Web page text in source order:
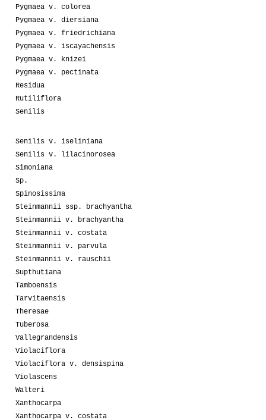
Pygmaea v. colorea
Pygmaea v. diersiana
Pygmaea v. friedrichiana
Pygmaea v. iscayachensis
Pygmaea v. knizei
Pygmaea v. pectinata
Residua
Rutiliflora
Senilis
Senilis v. iseliniana
Senilis v. lilacinorosea
Simoniana
Sp.
Spinosissima
Steinmannii ssp. brachyantha
Steinmannii v. brachyantha
Steinmannii v. costata
Steinmannii v. parvula
Steinmannii v. rauschii
Supthutiana
Tamboensis
Tarvitaensis
Theresae
Tuberosa
Vallegrandensis
Violaciflora
Violaciflora v. densispina
Violascens
Walteri
Xanthocarpa
Xanthocarpa v. costata